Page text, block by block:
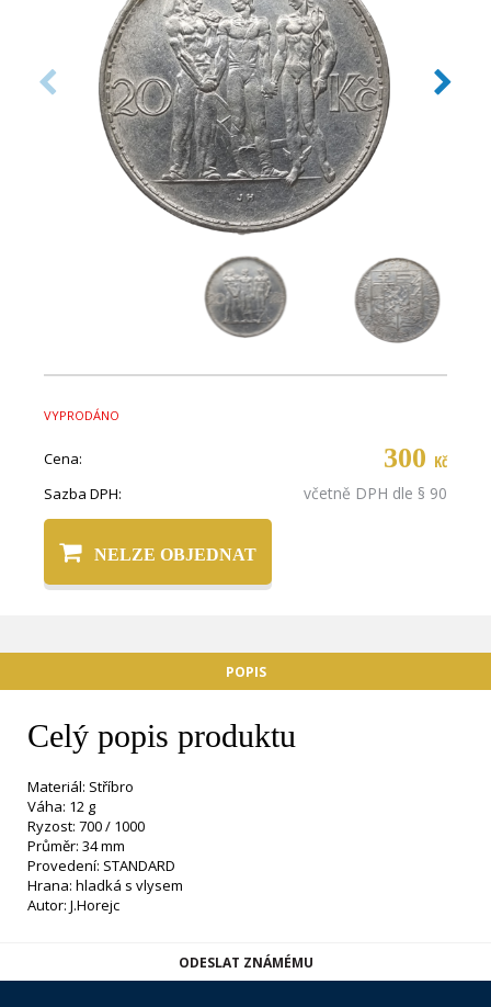
VYPRODÁNO
Cena: 300 Kč
Sazba DPH: včetně DPH dle § 90
NELZE OBJEDNAT
POPIS
Celý popis produktu
Materiál: Stříbro
Váha: 12 g
Ryzost: 700 / 1000
Průměr: 34 mm
Provedení: STANDARD
Hrana: hladká s vlysem
Autor: J.Horejc
ODESLAT ZNÁMÉMU